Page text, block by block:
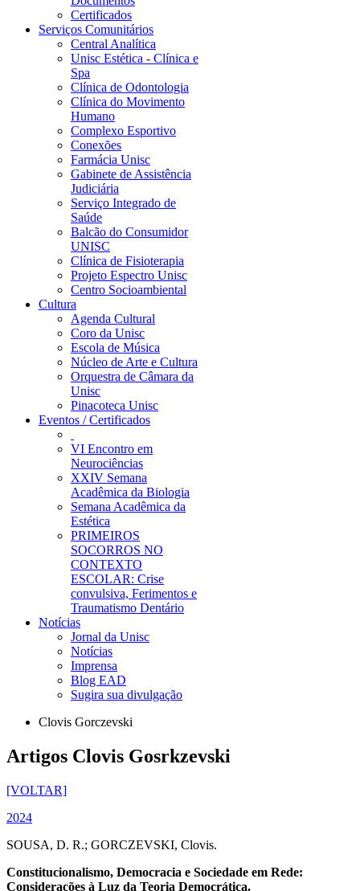
Certificados
Serviços Comunitários
Central Analítica
Unisc Estética - Clínica e
Spa
Clínica de Odontologia
Clínica do Movimento
Humano
Complexo Esportivo
Conexões
Farmácia Unisc
Gabinete de Assistência
Judiciária
Serviço Integrado de
Saúde
Balcão do Consumidor
UNISC
Clínica de Fisioterapia
Projeto Espectro Unisc
Centro Socioambiental
Cultura
Agenda Cultural
Coro da Unisc
Escola de Música
Núcleo de Arte e Cultura
Orquestra de Câmara da
Unisc
Pinacoteca Unisc
Eventos / Certificados
VI Encontro em
Neurociências
XXIV Semana
Acadêmica da Biologia
Semana Acadêmica da
Estética
PRIMEIROS
SOCORROS NO
CONTEXTO
ESCOLAR: Crise
convulsiva, Ferimentos e
Traumatismo Dentário
Notícias
Jornal da Unisc
Notícias
Imprensa
Blog EAD
Sugira sua divulgação
Clovis Gorczevski
Artigos Clovis Gosrkzevski
[VOLTAR]
2024
SOUSA, D. R.; GORCZEVSKI, Clovis.
Constitucionalismo, Democracia e Sociedade em Rede:
Considerações à Luz da Teoria Democrática.